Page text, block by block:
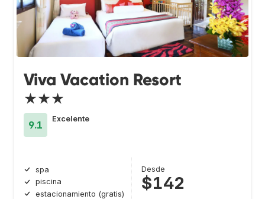
Viva Vacation Resort
★★★
9.1
Excelente
spa
piscina
estacionamiento (gratis)
Desde
$142